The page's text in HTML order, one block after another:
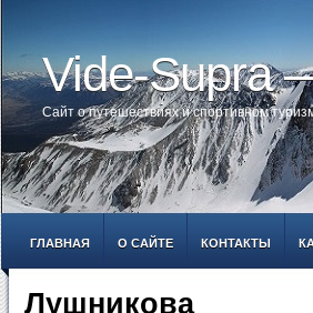
Vide-Supra
Сайт о путешествиях и спортивном
ГЛАВНАЯ О САЙТЕ КОНТАКТЫ
Лушникова